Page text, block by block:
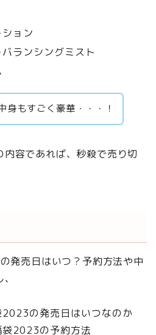
ョン
ランシングミスト
身もすごく豪華・・・！
容であれば、秒殺で売り切
発売日はいつ？予約方法や中
2023の発売日はいつなのか
袋2023の予約方法